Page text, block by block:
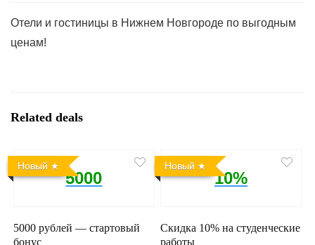
Отели и гостиницы в Нижнем Новгороде по выгодным
ценам!
Related deals
Новый
5000
5000 рублей — стартовый
бонус
Новый
10%
Скидка 10% на студенческие
работы